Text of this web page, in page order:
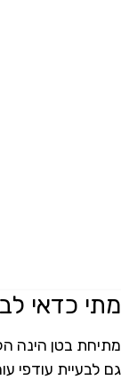
מתי כדאי
מתיחת בטן הינה
גם לבעיית עודפי